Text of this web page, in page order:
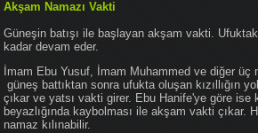
Akşam Namazı Vakti
Güneşin batışı ile başlayan akşam vakti.
kadar devam eder.
İmam Ebu Yusuf, İmam Muhammed ve diğer üç
güneş battıktan sonra ufukta oluşan kızıllığın
çıkar ve yatsı vakti girer. Ebu Hanife'ye göre ise
beyazlığında kaybolması ile akşam vakti çıkar.
namaz kılınabilir.